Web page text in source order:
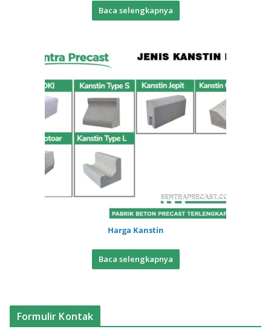
Baca selengkapnya
Harga Kanstin
Baca selengkapnya
Formulir Kontak